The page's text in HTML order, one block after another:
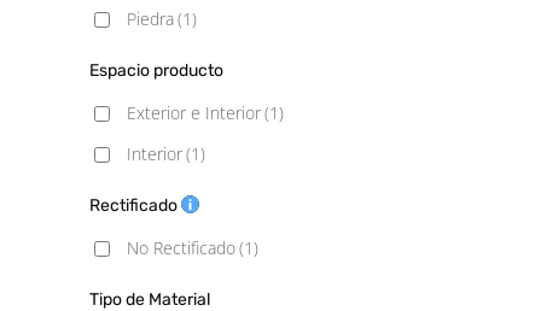
Piedra(1)
Espacio producto
Exterior e Interior(1)
Interior(1)
Rectificado
No Rectificado(1)
Tipo de Material